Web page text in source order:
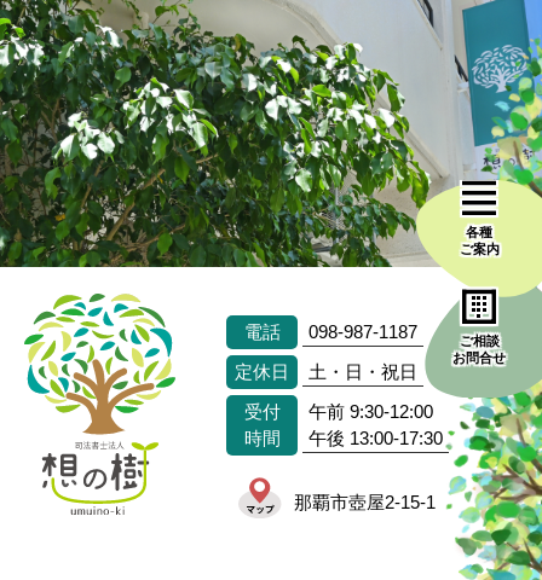
各種
ご案内
ご相談
お問合せ
電話
098-987-1187
定休日
土・日・祝日
受付
時間
午前 9:30-12:00
午後 13:00-17:30
那覇市壺屋2-15-1